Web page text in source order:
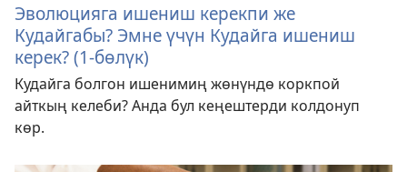
Эволюцияга ишениш керекпи же
Кудайгабы? Эмне үчүн Кудайга ишениш
керек? (1-бөлүк)
Кудайга болгон ишенимиң жөнүндө коркпой
айткың келеби? Анда бул кеңештерди колдонуп
көр.